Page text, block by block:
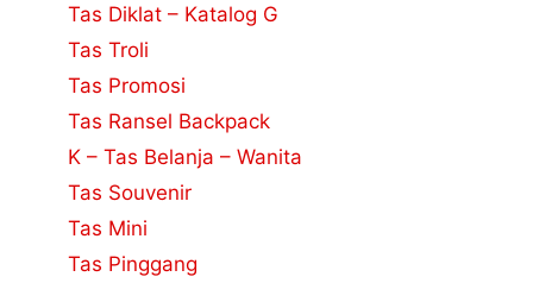
Tas Diklat – Katalog G
Tas Troli
Tas Promosi
Tas Ransel Backpack
K – Tas Belanja – Wanita
Tas Souvenir
Tas Mini
Tas Pinggang